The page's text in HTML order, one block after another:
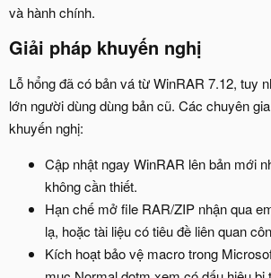
và hành chính.
Giải pháp khuyến nghị​
Lỗ hổng đã có bản vá từ WinRAR 7.12, tuy
lớn người dùng dùng bản cũ. Các chuyên
khuyến nghị:
Cập nhật ngay WinRAR lên bản mới
không cần thiết.
Hạn chế mở file RAR/ZIP nhận qua
lạ, hoặc tài liệu có tiêu đề liên quan
Kích hoạt bảo vệ macro trong